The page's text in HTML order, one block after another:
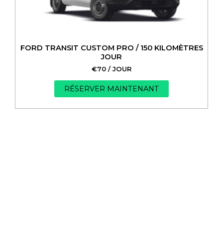
FORD TRANSIT CUSTOM PRO / 150 KILOMÈTRES
JOUR
€70 / JOUR
RÉSERVER MAINTENANT